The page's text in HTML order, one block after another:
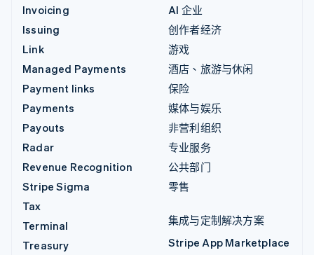
Invoicing
Issuing
Link
Managed Payments
Payment links
Payments
Payouts
Radar
Revenue Recognition
Stripe Sigma
Tax
Terminal
Treasury
AI 企业
创作者经济
游戏
酒店、旅游与休闲
保险
媒体与娱乐
非营利组织
专业服务
公共部门
零售
集成与定制解决方案
Stripe App Marketplace